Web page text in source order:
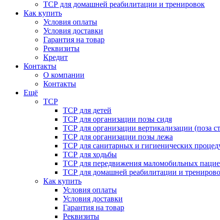
ТСР для домашней реабилитации и тренировок
Как купить
Условия оплаты
Условия доставки
Гарантия на товар
Реквизиты
Кредит
Контакты
О компании
Контакты
Ещё
ТСР
ТСР для детей
ТСР для организации позы сидя
ТСР для организации вертикализации (поза
ТСР для организации позы лежа
ТСР для санитарных и гигиенических
ТСР для ходьбы
ТСР для передвижения маломобильных
ТСР для домашней реабилитации и
Как купить
Условия оплаты
Условия доставки
Гарантия на товар
Реквизиты